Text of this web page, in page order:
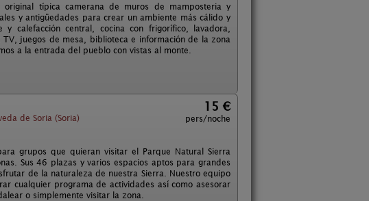
original típica camerana de muros de mamposteria y
y antigüedades para crear un ambiente más cálido y
calefacción central, cocina con frigorífico, lavadora,
juegos de mesa, biblioteca e información de la zona
a la entrada del pueblo con vistas al monte.
de Soria (Soria)
15 €
pers/noche
grupos que quieran visitar el Parque Natural Sierra
Sus 46 plazas y varios espacios aptos para grandes
de la naturaleza de nuestra Sierra. Nuestro equipo
cualquier programa de actividades así como asesorar
o simplemente visitar la zona.